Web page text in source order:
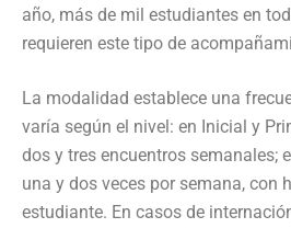
año, más de mil estudiantes en
requieren este tipo de
La modalidad establece una
varía según el nivel: en Inicial y
dos y tres encuentros semanales;
una y dos veces por semana, con
estudiante. En casos de